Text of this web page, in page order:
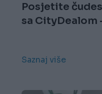
Posjetite
sa CityDealom
Saznaj više